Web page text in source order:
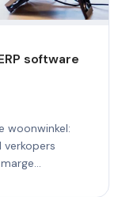
software
woonwinkel:
verkopers